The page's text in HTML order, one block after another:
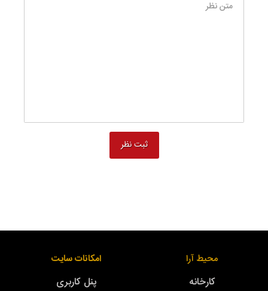
محیط آرا
کارخانه
امکانات سایت
پنل کاربری